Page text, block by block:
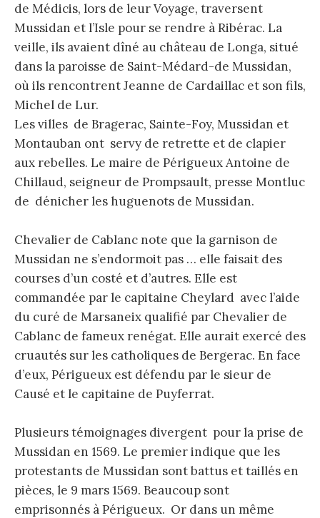
de Médicis, lors de leur Voyage, traversent
Mussidan et l’Isle pour se rendre à Ribérac. La
veille, ils avaient dîné au château de Longa, situé
dans la paroisse de Saint-Médard-de Mussidan,
où ils rencontrent Jeanne de Cardaillac et son fils,
Michel de Lur.
Les villes de Bragerac, Sainte-Foy, Mussidan et
Montauban ont servy de retrette et de clapier
aux rebelles. Le maire de Périgueux Antoine de
Chillaud, seigneur de Prompsault, presse Montluc
de dénicher les huguenots de Mussidan.
Chevalier de Cablanc note que la garnison de
Mussidan ne s’endormoit pas … elle faisait des
courses d’un costé et d’autres. Elle est
commandée par le capitaine Cheylard avec l’aide
du curé de Marsaneix qualifié par Chevalier de
Cablanc de fameux renégat. Elle aurait exercé des
cruautés sur les catholiques de Bergerac. En face
d’eux, Périgueux est défendu par le sieur de
Causé et le capitaine de Puyferrat.
Plusieurs témoignages divergent pour la prise de
Mussidan en 1569. Le premier indique que les
protestants de Mussidan sont battus et taillés en
pièces, le 9 mars 1569. Beaucoup sont
emprisonnés à Périgueux. Or dans un même